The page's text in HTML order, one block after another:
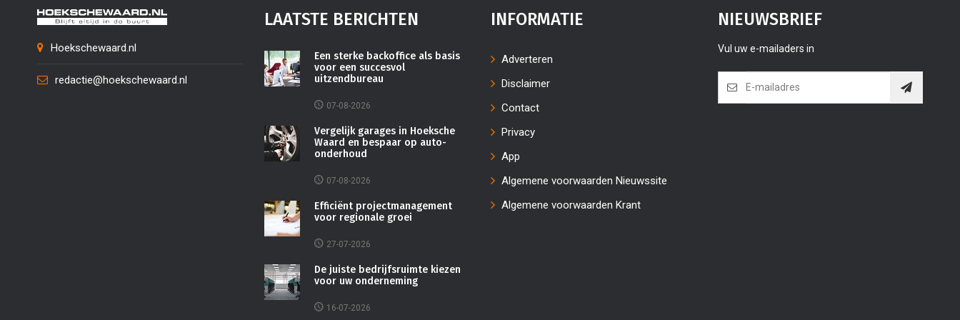
Hoekschewaard.nl
redactie@hoekschewaard.nl
LAATSTE BERICHTEN
Een sterke backoffice als basis
voor een succesvol
uitzendbureau
07-08-2026
Vergelijk garages in Hoeksche
Waard en bespaar op auto-
onderhoud
07-08-2026
Efficiënt projectmanagement
voor regionale groei
27-07-2026
De juiste bedrijfsruimte kiezen
voor uw onderneming
16-07-2026
INFORMATIE
Adverteren
Disclaimer
Contact
Privacy
App
Algemene voorwaarden Nieuwssite
Algemene voorwaarden Krant
NIEUWSBRIEF
Vul uw e-mailaders in